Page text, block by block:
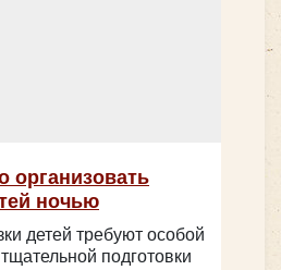
организовать
ночью
детей требуют особой
подготовки